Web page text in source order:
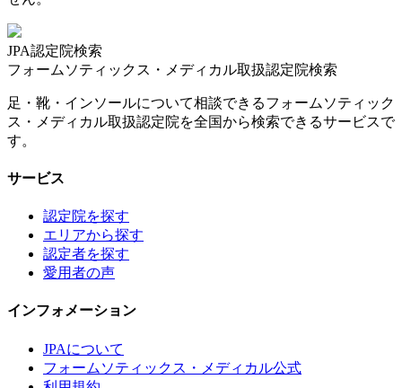
JPA認定院検索
フォームソティックス・メディカル取扱認定院検索
足・靴・インソールについて相談できるフォームソティック
ス・メディカル取扱認定院を全国から検索できるサービスで
す。
サービス
認定院を探す
エリアから探す
認定者を探す
愛用者の声
インフォメーション
JPAについて
フォームソティックス・メディカル公式